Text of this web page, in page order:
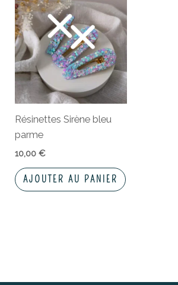
Résinettes Sirène bleu
parme
10,00€
AJOUTER AU PANIER